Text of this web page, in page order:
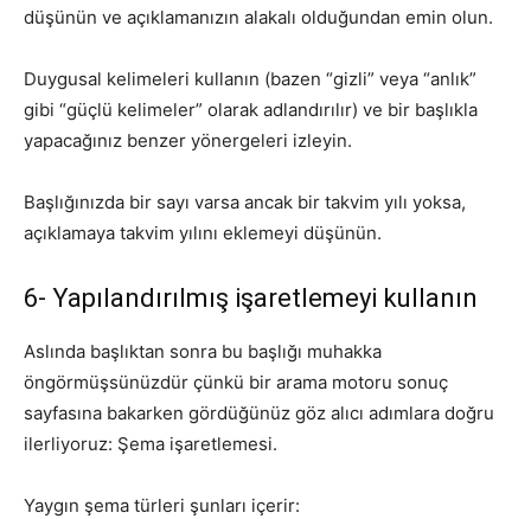
düşünün ve açıklamanızın alakalı olduğundan emin olun.
Duygusal kelimeleri kullanın (bazen “gizli” veya “anlık”
gibi “güçlü kelimeler” olarak adlandırılır) ve bir başlıkla
yapacağınız benzer yönergeleri izleyin.
Başlığınızda bir sayı varsa ancak bir takvim yılı yoksa,
açıklamaya takvim yılını eklemeyi düşünün.
6- Yapılandırılmış işaretlemeyi kullanın
Aslında başlıktan sonra bu başlığı muhakka
öngörmüşsünüzdür çünkü bir arama motoru sonuç
sayfasına bakarken gördüğünüz göz alıcı adımlara doğru
ilerliyoruz: Şema işaretlemesi.
Yaygın şema türleri şunları içerir: